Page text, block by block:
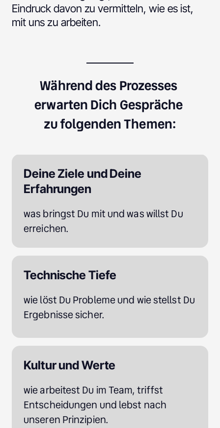
Eindruck davon zu vermitteln, wie es ist,
mit uns zu arbeiten.
Während des Prozesses
erwarten Dich Gespräche
zu folgenden Themen:
Deine Ziele und Deine
Erfahrungen
was bringst Du mit und was willst Du
erreichen.
Technische Tiefe
wie löst Du Probleme und wie stellst Du
Ergebnisse sicher.
Kultur und Werte
wie arbeitest Du im Team, triffst
Entscheidungen und lebst nach
unseren Prinzipien.